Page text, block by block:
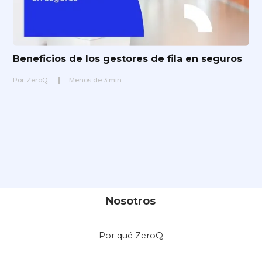
Beneficios de los gestores de fila en seguros
Por ZeroQ Menos de 3 min.
Nosotros
Por qué ZeroQ